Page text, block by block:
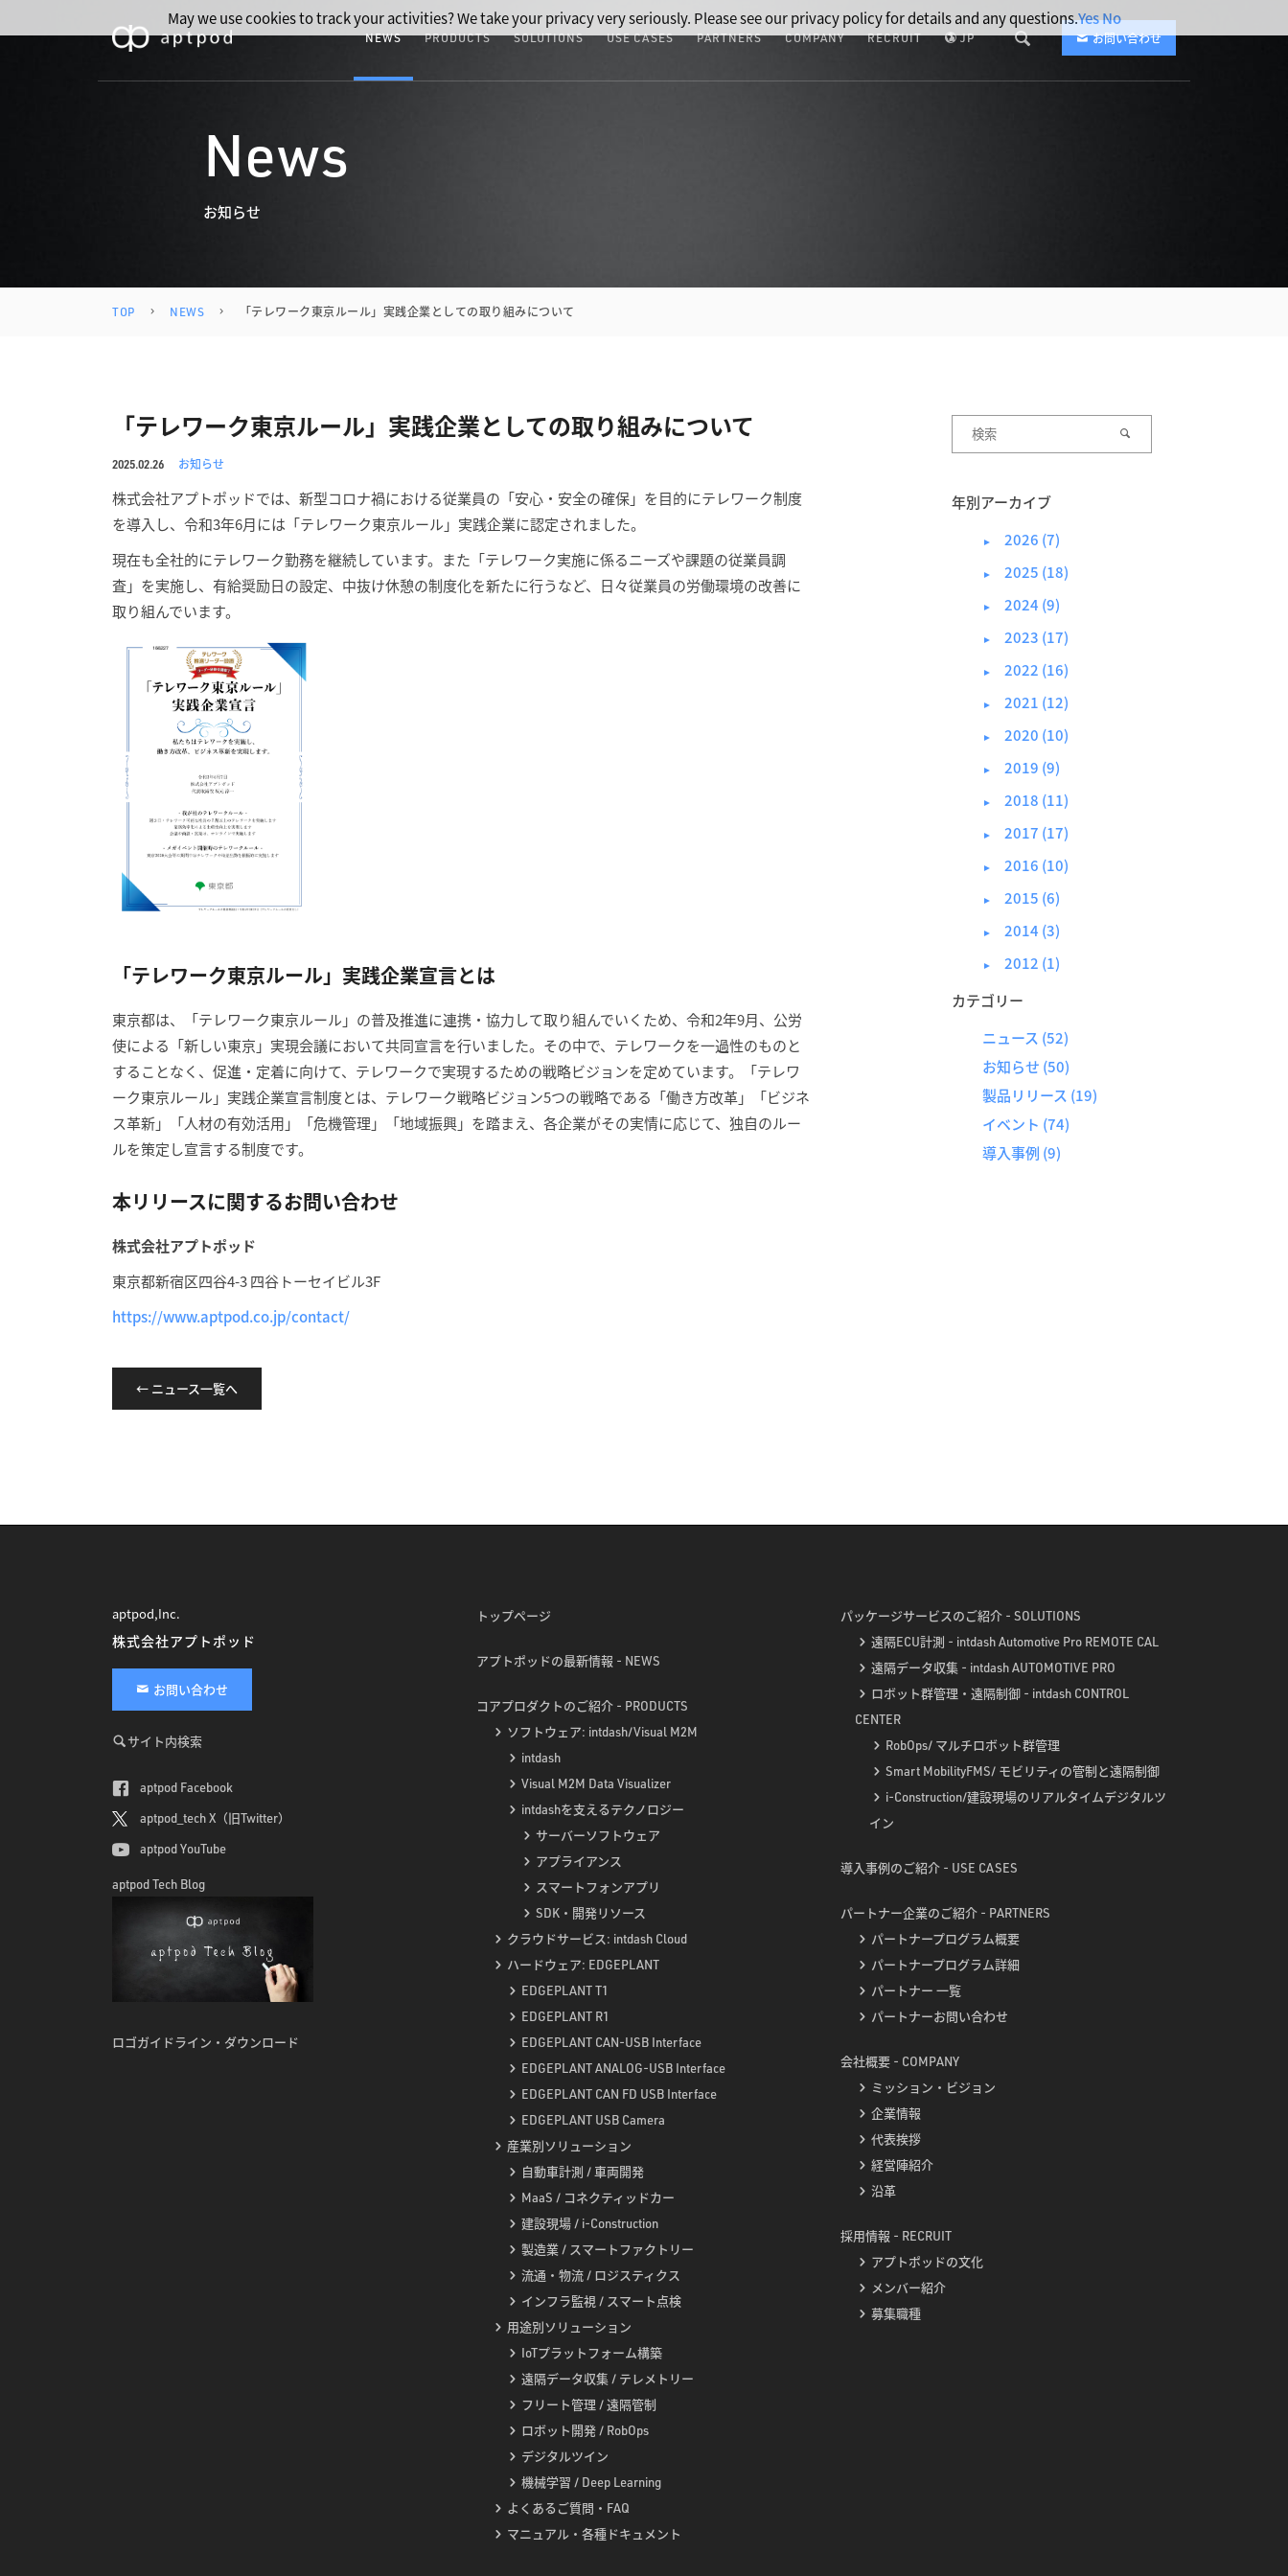
お問い合わせ
NEWS PRODUCTS SOLUTIONS USE CASES PARTNERS COMPANY RECRUIT JP
News
お知らせ
TOP NEWS 「テレワーク東京ルール」実践企業としての取り組みについて
「テレワーク東京ルール」実践企業としての取り組みについて
2025.02.26 お知らせ
株式会社アプトポッドでは、新型コロナ禍における従業員の「安心・安全の確保」を目的にテレワーク制度
を導入し、令和3年6月には「テレワーク東京ルール」実践企業に認定されました。
現在も全社的にテレワーク勤務を継続しています。また「テレワーク実施に係るニーズや課題の従業員調
査」を実施し、有給奨励日の設定、中抜け休憩の制度化を新たに行うなど、日々従業員の労働環境の改善に
取り組んでいます。
「テレワーク東京ルール」実践企業宣言とは
東京都は、「テレワーク東京ルール」の普及推進に連携・協力して取り組んでいくため、令和2年9月、公労
使による「新しい東京」実現会議において共同宣言を行いました。その中で、テレワークを一過性のものと
することなく、促進・定着に向けて、テレワークで実現するための戦略ビジョンを定めています。「テレワ
ーク東京ルール」実践企業宣言制度とは、テレワーク戦略ビジョン5つの戦略である「働き方改革」「ビジネ
ス革新」「人材の有効活用」「危機管理」「地域振興」を踏まえ、各企業がその実情に応じて、独自のルー
ルを策定し宣言する制度です。
本リリースに関するお問い合わせ
株式会社アプトポッド
東京都新宿区四谷4-3 四谷トーセイビル3F
https://www.aptpod.co.jp/contact/
← ニュース一覧へ
年別アーカイブ
► 2026 (7)
► 2025 (18)
► 2024 (9)
► 2023 (17)
► 2022 (16)
► 2021 (12)
► 2020 (10)
► 2019 (9)
► 2018 (11)
► 2017 (17)
► 2016 (10)
► 2015 (6)
► 2014 (3)
► 2012 (1)
カテゴリー
ニュース (52)
お知らせ (50)
製品リリース (19)
イベント (74)
導入事例 (9)
aptpod,Inc.
株式会社アプトポッド
お問い合わせ
サイト内検索
aptpod Facebook
aptpod_tech X（旧Twitter）
aptpod YouTube
aptpod Tech Blog
ロゴガイドライン・ダウンロード
トップページ
アプトポッドの最新情報 - NEWS
コアプロダクトのご紹介 - PRODUCTS
ソフトウェア: intdash/Visual M2M
intdash
Visual M2M Data Visualizer
intdashを支えるテクノロジー
サーバーソフトウェア
アプライアンス
スマートフォンアプリ
SDK・開発リソース
クラウドサービス: intdash Cloud
ハードウェア: EDGEPLANT
EDGEPLANT T1
EDGEPLANT R1
EDGEPLANT CAN-USB Interface
EDGEPLANT ANALOG-USB Interface
EDGEPLANT CAN FD USB Interface
EDGEPLANT USB Camera
産業別ソリューション
自動車計測 / 車両開発
MaaS / コネクティッドカー
建設現場 / i-Construction
製造業 / スマートファクトリー
流通・物流 / ロジスティクス
インフラ監視 / スマート点検
用途別ソリューション
IoTプラットフォーム構築
遠隔データ収集 / テレメトリー
フリート管理 / 遠隔管制
ロボット開発 / RobOps
デジタルツイン
機械学習 / Deep Learning
よくあるご質問・FAQ
マニュアル・各種ドキュメント
パッケージサービスのご紹介 - SOLUTIONS
遠隔ECU計測 - intdash Automotive Pro REMOTE CAL
遠隔データ収集 - intdash AUTOMOTIVE PRO
ロボット群管理・遠隔制御 - intdash CONTROL
CENTER
RobOps/ マルチロボット群管理
Smart MobilityFMS/ モビリティの管制と遠隔制御
i-Construction/建設現場のリアルタイムデジタルツ
イン
導入事例のご紹介 - USE CASES
パートナー企業のご紹介 - PARTNERS
パートナープログラム概要
パートナープログラム詳細
パートナー 一覧
パートナーお問い合わせ
会社概要 - COMPANY
ミッション・ビジョン
企業情報
代表挨拶
経営陣紹介
沿革
採用情報 - RECRUIT
アプトポッドの文化
メンバー紹介
募集職種
May we use cookies to track your activities? We take your privacy very seriously. Please see our privacy policy for details and any questions.YesNo